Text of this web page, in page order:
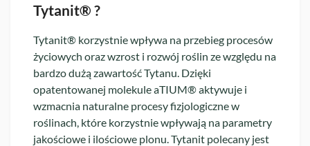
Tytanit® ?
Tytanit® korzystnie wpływa na przebieg procesów
życiowych oraz wzrost i rozwój roślin ze względu na
bardzo dużą zawartość Tytanu. Dzięki
opatentowanej molekule aTIUM® aktywuje i
wzmacnia naturalne procesy fizjologiczne w
roślinach, które korzystnie wpływają na parametry
jakościowe i ilościowe plonu. Tytanit polecany jest